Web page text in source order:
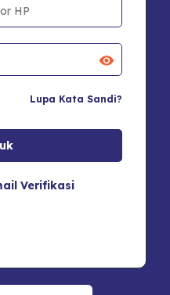
Lupa Kata Sandi?
Verifikasi